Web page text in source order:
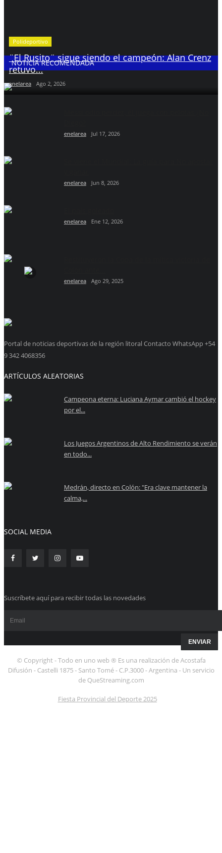
NOTICIA RECOMENDADA
Polideportivo
¨El Rusito¨ sigue siendo el campeón: Alan Crenz
retuvo...
enelarea Ago 2, 2026
enelarea Jul 17, 2026
enelarea Jun 8, 2026
enelarea Ene 12, 2026
enelarea Ago 29, 2025
Portal de noticias deportivas de la región litoral Contacto WhatsApp +54
9 342 4068356
ARTÍCULOS ALEATORIAS
Campeona eterna: Luciana Aymar cambió el hockey
por el...
Los Juegos Argentinos de Alto Rendimiento se verán
en todo...
Medrán, directo en Colón: "Era clave mantener la
calma,...
SOCIAL MEDIA
Suscríbete aquí para recibir todas las novedades
© Copyright - Todo en uno web ® Es una realización de Acostafa
Difusión - Castelli 1875 - Santo Tomé - C.P.3000 - Argentina - Un servicio
de QueStreaming.com
Fiesta Provincial del Deporte 2025